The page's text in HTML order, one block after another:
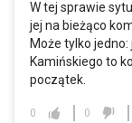
W tej sprawie
jej na bieżąco
Może tylko
Kamińskiego to
początek.
0 0